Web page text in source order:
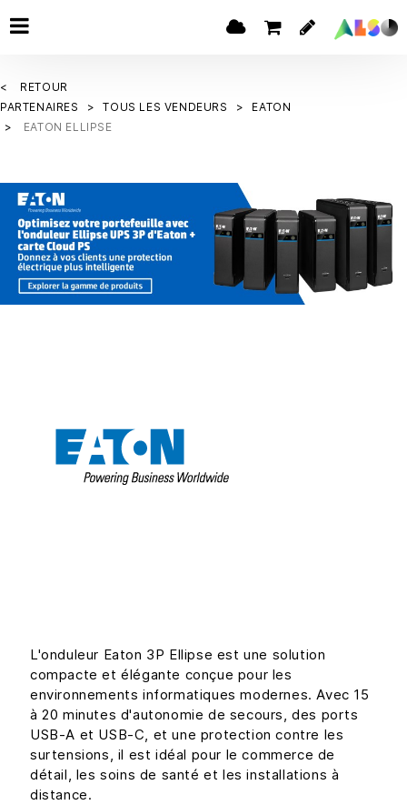
RETOUR
PARTENAIRES
TOUS LES VENDEURS
EATON
EATON ELLIPSE
L'onduleur Eaton 3P Ellipse est une solution
compacte et élégante conçue pour les
environnements informatiques modernes. Avec 15
à 20 minutes d'autonomie de secours, des ports
USB-A et USB-C, et une protection contre les
surtensions, il est idéal pour le commerce de
détail, les soins de santé et les installations à
distance.